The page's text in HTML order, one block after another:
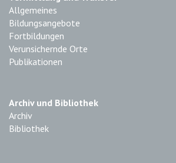
Allgemeines
Bildungsangebote
Fortbildungen
Verunsichernde Orte
Publikationen
Archiv und Bibliothek
Archiv
Bibliothek